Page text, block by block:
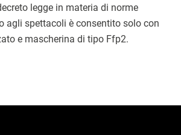
legge in materia di norme
agli spettacoli è consentito solo con
e mascherina di tipo Ffp2.